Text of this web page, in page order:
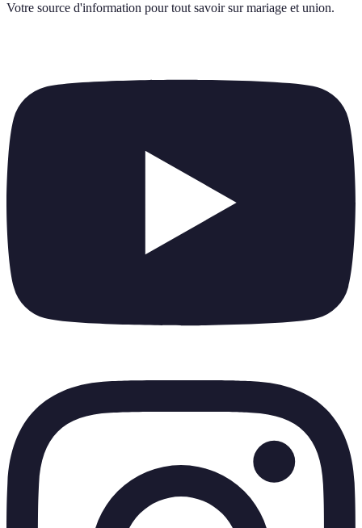
Votre source d'information pour tout savoir sur mariage et union.